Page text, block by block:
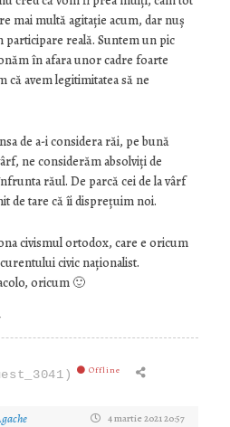
mai multă agitaţie acum, dar nuş
participare reală. Suntem un pic
în afara unor cadre foarte
că avem legitimitatea să ne
de a-i considera răi, pe bună
ne considerăm absolviţi de
răul. De parcă cei de la vârf
de tare că îi dispreţuim noi.
civismul ortodox, care e oricum
civic naţionalist.
oricum 🙂
Offline
4 martie 2021 20:57